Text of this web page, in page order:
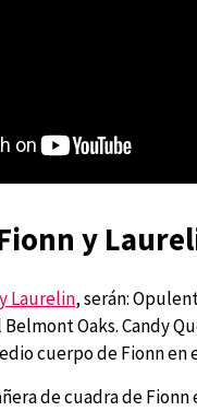
y
Laurelin, serán:
Oaks. Candy
cuerpo de Fionn en
de cuadra de